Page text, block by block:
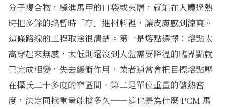
分子複合物，縫進馬甲的口袋或夾層，就能在人體過熱
時把多餘的熱暫時「存」進材料裡，讓皮膚感到涼爽。
這條路線的工程取捨很清楚。第一是熔點選擇：熔點太
高穿起來無感，太低則還沒到人體需要降溫的臨界點就
已完成相變，失去緩衝作用，業者通常會把目標熔點壓
在攝氏二十多度的窄區間。第二是單位重量的儲熱密
度，決定同樣重量能撐多久——這也是為什麼 PCM 馬